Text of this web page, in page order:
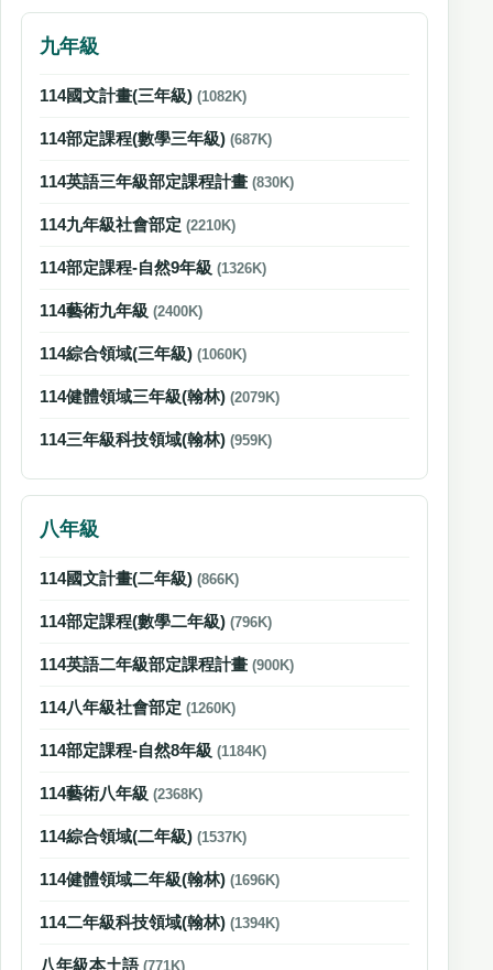
九年級
114國文計畫(三年級) (1082K)
114部定課程(數學三年級) (687K)
114英語三年級部定課程計畫 (830K)
114九年級社會部定 (2210K)
114部定課程-自然9年級 (1326K)
114藝術九年級 (2400K)
114綜合領域(三年級) (1060K)
114健體領域三年級(翰林) (2079K)
114三年級科技領域(翰林) (959K)
八年級
114國文計畫(二年級) (866K)
114部定課程(數學二年級) (796K)
114英語二年級部定課程計畫 (900K)
114八年級社會部定 (1260K)
114部定課程-自然8年級 (1184K)
114藝術八年級 (2368K)
114綜合領域(二年級) (1537K)
114健體領域二年級(翰林) (1696K)
114二年級科技領域(翰林) (1394K)
八年級本土語 (771K)